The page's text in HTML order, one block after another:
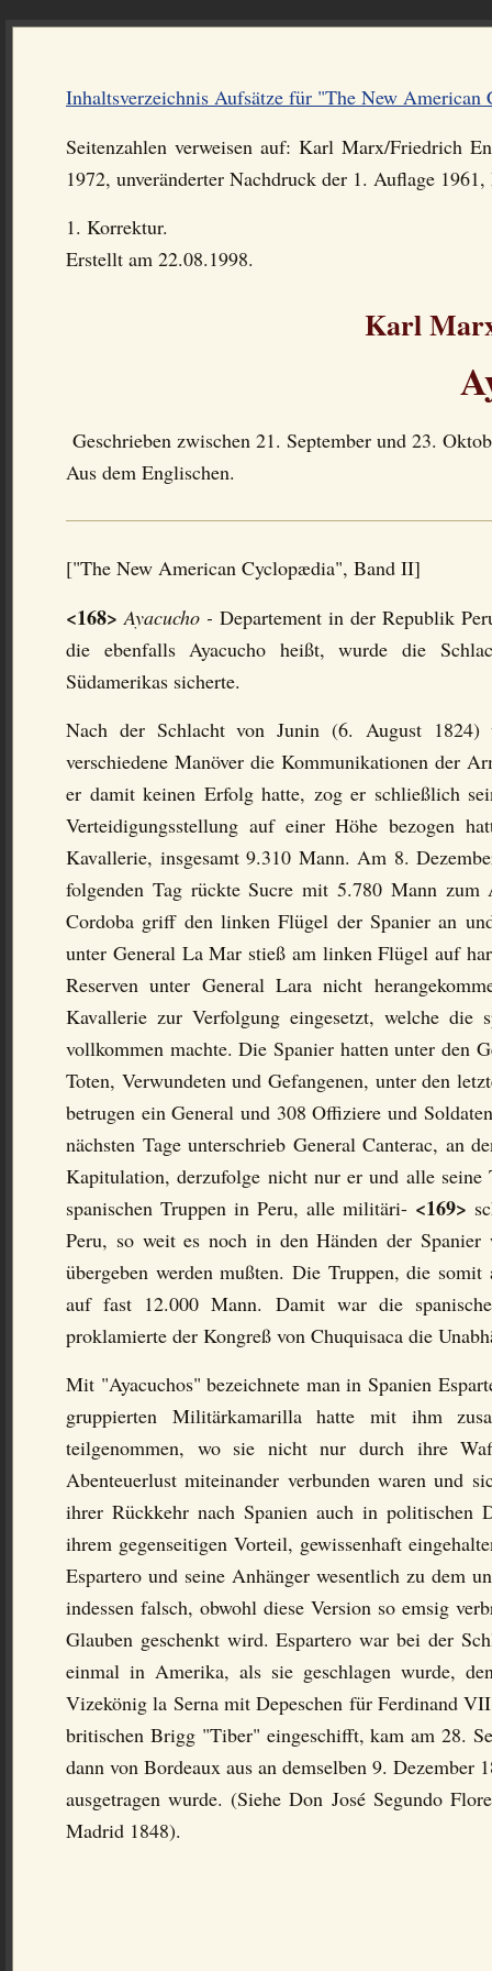
Inhaltsverzeichnis Aufsätze für "The New American
Seitenzahlen verweisen auf: Karl Marx/Friedrich
1972, unveränderter Nachdruck der 1. Auflage
1. Korrektur.
Erstellt am 22.08.1998.
Karl
Geschrieben zwischen 21. September und 23.
Aus dem Englischen.
["The New American Cyclopædia", Band II]
<168> Ayacucho - Departement in der Republik
die ebenfalls Ayacucho heißt, wurde die
Südamerikas sicherte.
Nach der Schlacht von Junin (6. August 1824)
verschiedene Manöver die Kommunikationen der
er damit keinen Erfolg hatte, zog er schließlich
Verteidigungsstellung auf einer Höhe bezogen
Kavallerie, insgesamt 9.310 Mann. Am 8.
folgenden Tag rückte Sucre mit 5.780 Mann
Cordoba griff den linken Flügel der Spanier an
unter General La Mar stieß am linken Flügel auf
Reserven unter General Lara nicht
Kavallerie zur Verfolgung eingesetzt, welche die
vollkommen machte. Die Spanier hatten unter den
Toten, Verwundeten und Gefangenen, unter den
betrugen ein General und 308 Offiziere und
nächsten Tage unterschrieb General Canterac, an
Kapitulation, derzufolge nicht nur er und alle seine
spanischen Truppen in Peru, alle militäri- <169>
Peru, so weit es noch in den Händen der
übergeben werden mußten. Die Truppen, die
auf fast 12.000 Mann. Damit war die
proklamierte der Kongreß von Chuquisaca die
Mit "Ayacuchos" bezeichnete man in Spanien
gruppierten Militärkamarilla hatte mit ihm
teilgenommen, wo sie nicht nur durch ihre
Abenteuerlust miteinander verbunden waren und
ihrer Rückkehr nach Spanien auch in politischen
ihrem gegenseitigen Vorteil, gewissenhaft
Espartero und seine Anhänger wesentlich zu dem
indessen falsch, obwohl diese Version so emsig
Glauben geschenkt wird. Espartero war bei der
einmal in Amerika, als sie geschlagen wurde,
Vizekönig la Serna mit Depeschen für Ferdinand
britischen Brigg "Tiber" eingeschifft, kam am 28.
dann von Bordeaux aus an demselben 9.
ausgetragen wurde. (Siehe Don José Segundo
Madrid 1848).